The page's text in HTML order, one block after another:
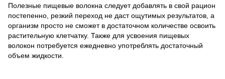
Полезные пищевые волокна следует добавлять в свой рацион
постепенно, резкий переход не даст ощутимых результатов, а
организм просто не сможет в достаточном количестве освоить
растительную клетчатку. Также для усвоения пищевых
волокон потребуется ежедневно употреблять достаточный
объем жидкости.